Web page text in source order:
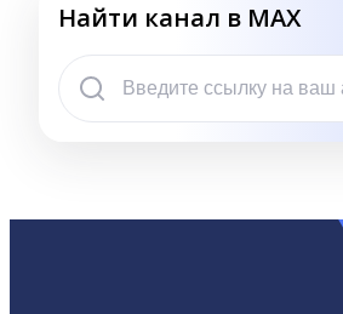
Найти канал в MAX